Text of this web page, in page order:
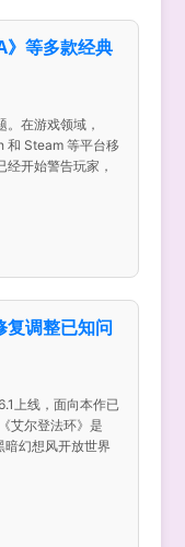
》等多款经典
在游戏领域，
和 Steam 等平台移
开始警告玩家，
复调整已知问
上线，面向本作已
艾尔登法环》是
幻想风开放世界